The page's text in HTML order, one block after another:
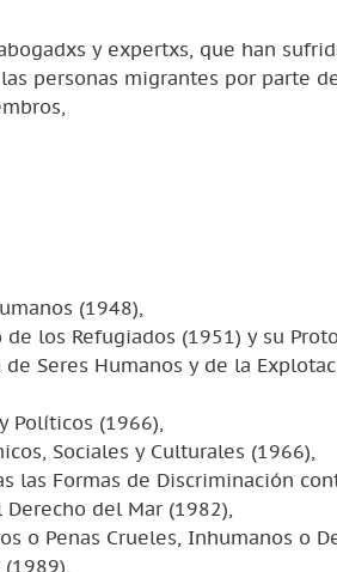
y expertxs, que han
personas migrantes por parte
(1948),
los Refugiados (1951) y su
Seres Humanos y de la
Políticos (1966),
Sociales y Culturales (1966),
las Formas de Discriminación
del Mar (1982),
o Penas Crueles, Inhumanos o